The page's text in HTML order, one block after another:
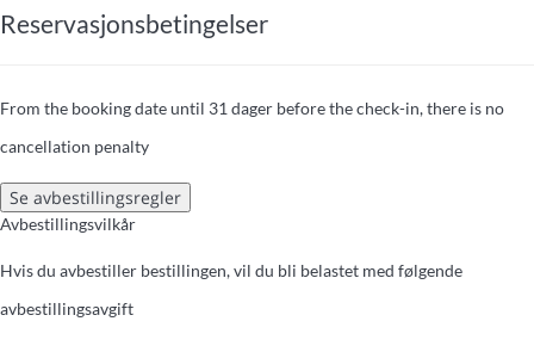
Reservasjonsbetingelser
From the booking date until 31 dager before the check-in, there is no
cancellation penalty
Se avbestillingsregler
Avbestillingsvilkår
Hvis du avbestiller bestillingen, vil du bli belastet med følgende
avbestillingsavgift